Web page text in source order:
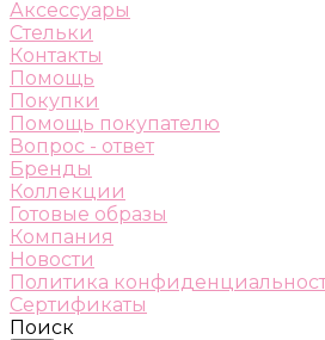
Аксессуары
Стельки
Контакты
Помощь
Покупки
Помощь покупателю
Вопрос - ответ
Бренды
Коллекции
Готовые образы
Компания
Новости
Политика
Сертификаты
Поиск